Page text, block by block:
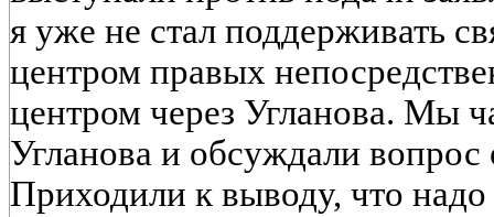
я уже не стал поддерживать
центром правых
центром через Угланова. Мы
Угланова и обсуждали вопрос
Приходили к выводу, что надо